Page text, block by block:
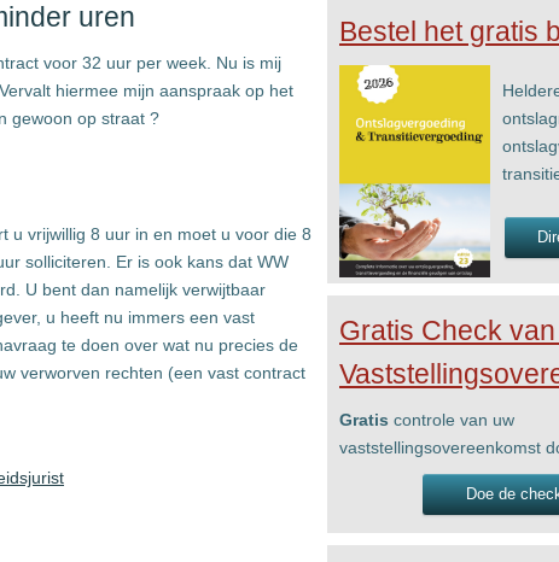
uren
voor 32 uur per week. Nu is mij
hiermee mijn aanspraak op het
gewoon op straat ?
u vrijwillig 8 uur in en moet u voor die 8
solliciteren. Er is ook kans dat WW
U bent dan namelijk verwijtbaar
u heeft nu immers een vast
te doen over wat nu precies de
verworven rechten (een vast contract
Bestel het gratis
Gratis Check
Gratis controle van uw
vaststellingsovereenkomst
Doe de